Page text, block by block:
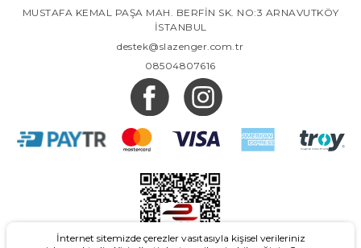
MUSTAFA KEMAL PAŞA MAH. BERFİN SK. NO:3 ARNAVUTKÖY
İSTANBUL
destek@slazenger.com.tr
08504807616
İnternet sitemizde çerezler vasıtasıyla kişisel verileriniz